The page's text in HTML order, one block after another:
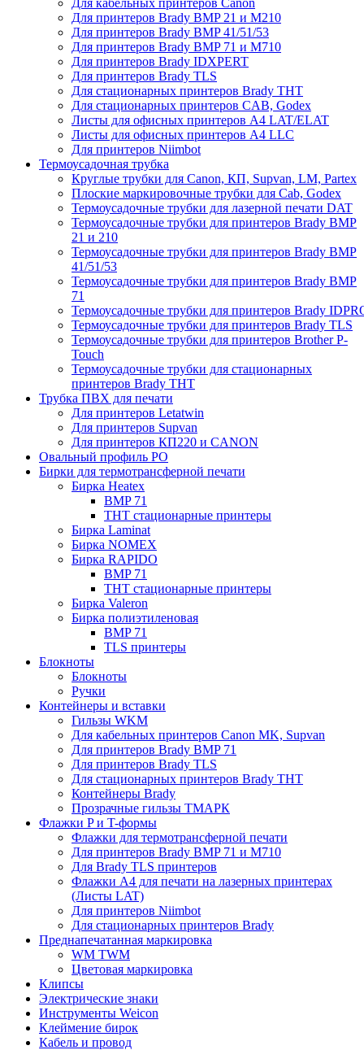
Для кабельных принтеров Canon
Для принтеров Brady BMP 21 и M210
Для принтеров Brady BMP 41/51/53
Для принтеров Brady BMP 71 и M710
Для принтеров Brady IDXPERT
Для принтеров Brady TLS
Для стационарных принтеров Brady THT
Для стационарных принтеров CAB, Godex
Листы для офисных принтеров А4 LAT/ELAT
Листы для офисных принтеров А4 LLC
Для принтеров Niimbot
Термоусадочная трубка
Круглые трубки для Canon, КП, Supvan, LM, Partex
Плоские маркировочные трубки для Cab, Godex
Термоусадочные трубки для лазерной печати DAT
Термоусадочные трубки для принтеров Brady BMP
21 и 210
Термоусадочные трубки для принтеров Brady BMP
41/51/53
Термоусадочные трубки для принтеров Brady BMP
71
Термоусадочные трубки для принтеров Brady
Термоусадочные трубки для принтеров Brady TLS
Термоусадочные трубки для принтеров Brother P-
Touch
Термоусадочные трубки для стационарных
принтеров Brady THT
Трубка ПВХ для печати
Для принтеров Letatwin
Для принтеров Supvan
Для принтеров КП220 и CANON
Овальный профиль PO
Бирки для термотрансферной печати
Бирка Heatex
BMP 71
THT стационарные принтеры
Бирка Laminat
Бирка NOMEX
Бирка RAPIDO
BMP 71
THT стационарные принтеры
Бирка Valeron
Бирка полиэтиленовая
BMP 71
TLS принтеры
Блокноты
Блокноты
Ручки
Контейнеры и вставки
Гильзы WKM
Для кабельных принтеров Canon MK, Supvan
Для принтеров Brady BMP 71
Для принтеров Brady TLS
Для стационарных принтеров Brady THT
Контейнеры Brady
Прозрачные гильзы ТМАРК
Флажки P и T-формы
Флажки для термотрансферной печати
Для принтеров Brady BMP 71 и M710
Для Brady TLS принтеров
Флажки A4 для печати на лазерных принтерах
(Листы LAT)
Для принтеров Niimbot
Для стационарных принтеров Brady
Преднапечатанная маркировка
WM TWM
Цветовая маркировка
Клипсы
Электрические знаки
Инструменты Weicon
Клеймение бирок
Кабель и провод